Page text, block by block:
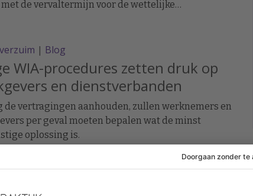
de vervaltermijn voor de wettelijke
| Blog
WIA-procedures zetten druk op
en dienstverbanden
de vertragingen aanhouden, zullen werknemers en
per geval moeten bepalen wat de minst
oplossing is.